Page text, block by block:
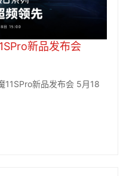
新品发布会
11SPro新品发布会 5月18